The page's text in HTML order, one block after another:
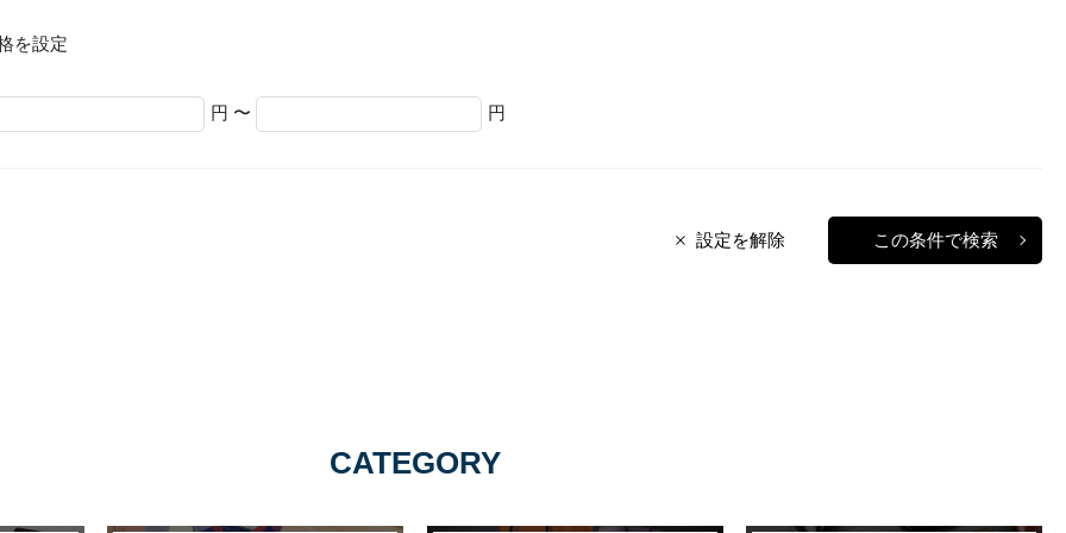
を設定
円 〜 円
設定を解除 この条件で検索
CATEGORY